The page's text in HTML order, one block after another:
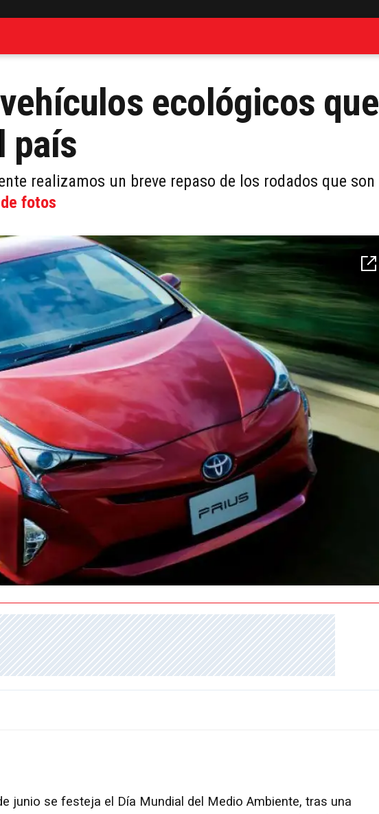
ecológicos que
país
realizamos un breve repaso de los rodados que son
fotos
junio se festeja el Día Mundial del Medio Ambiente, tras una